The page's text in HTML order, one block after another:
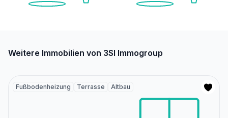
Weitere Immobilien von 3SI Immogroup
Fußbodenheizung Terrasse Altbau